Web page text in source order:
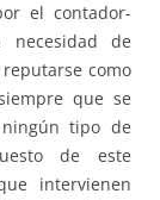
el contador-
de
como
que se
tipo de
de este
intervienen